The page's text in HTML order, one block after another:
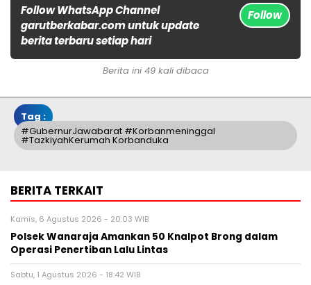
Follow WhatsApp Channel
garutberkabar.com untuk update
berita terbaru setiap hari
Follow
Berita ini 49 kali dibaca
Tag :
#GubernurJawabarat #korbanmeninggal
#TazkiyahKerumah Korbanduka
BERITA TERKAIT
Kamis, 6 Agustus 2026 - 20:03 WIB
Polsek Wanaraja Amankan 50 Knalpot Brong dalam
Operasi Penertiban Lalu Lintas
Sabtu, 1 Agustus 2026 - 18:42 WIB